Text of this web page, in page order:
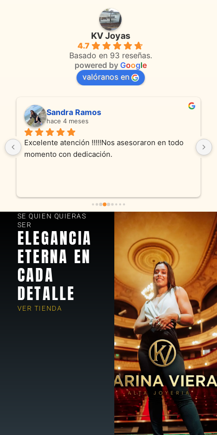
KV Joyas
4.7
Basado en 93 reseñas.
powered by Google
valóranos en
Sandra Ramos
hace 4 meses
Excelente atención !!!!!Nos asesoraron en todo
momento con dedicación.
SE QUIEN QUIERAS
SER
ELEGANCIA
ETERNA EN
CADA
DETALLE
VER TIENDA